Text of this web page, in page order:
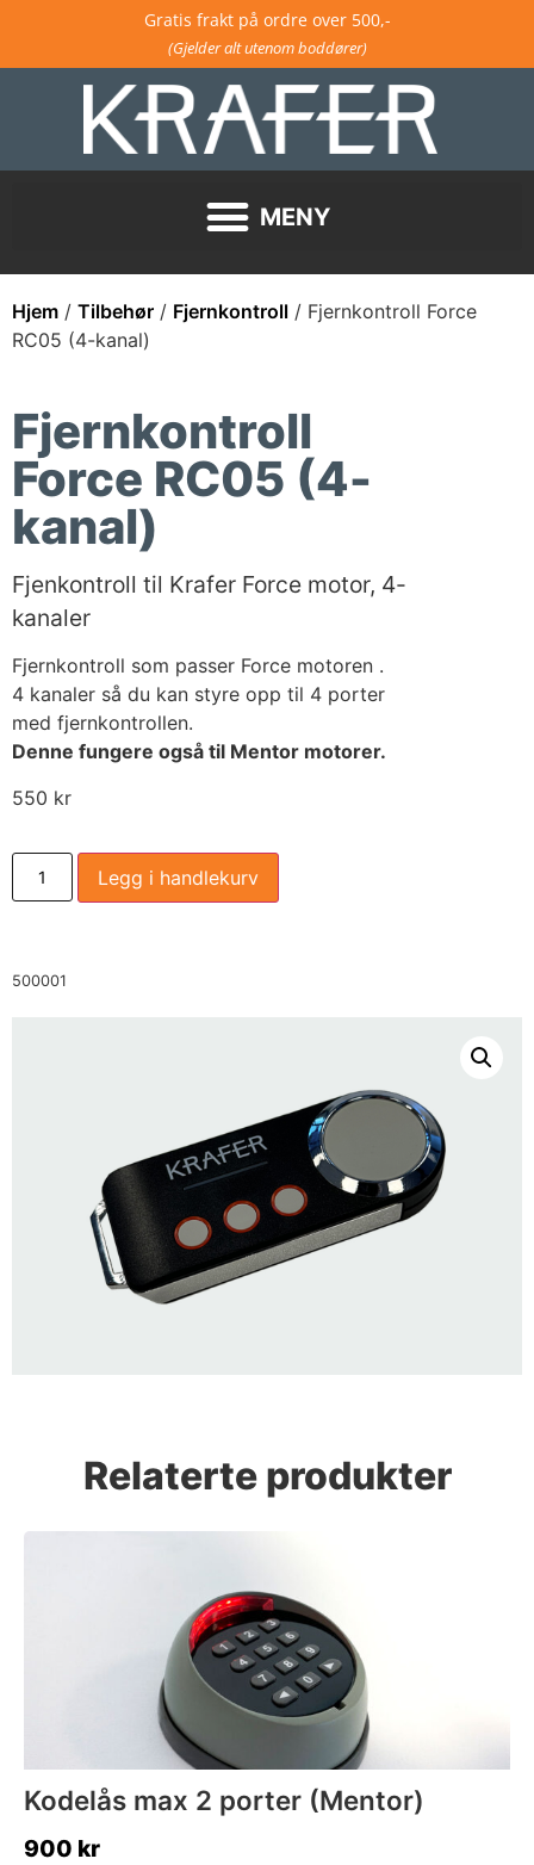
Gratis frakt på ordre over 500,-
(Gjelder alt utenom boddører)
Hjem / Tilbehør / Fjernkontroll / Fjernkontroll Force
RC05 (4-kanal)
Fjernkontroll
Force RC05 (4-
kanal)
Fjenkontroll til Krafer Force motor, 4-
kanaler
Fjernkontroll som passer Force motoren .
4 kanaler så du kan styre opp til 4 porter
med fjernkontrollen.
Denne fungere også til Mentor motorer.
550 kr
Legg i handlekurv
500001
Relaterte produkter
Kodelås max 2 porter (Mentor)
900 kr